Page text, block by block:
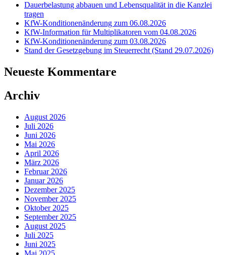
Dauerbelastung abbauen und Lebensqualität in die Kanzlei
tragen
KfW-Konditionenänderung zum 06.08.2026
KfW-Information für Multiplikatoren vom 04.08.2026
KfW-Konditionenänderung zum 03.08.2026
Stand der Gesetzgebung im Steuerrecht (Stand 29.07.2026)
Neueste Kommentare
Archiv
August 2026
Juli 2026
Juni 2026
Mai 2026
April 2026
März 2026
Februar 2026
Januar 2026
Dezember 2025
November 2025
Oktober 2025
September 2025
August 2025
Juli 2025
Juni 2025
Mai 2025